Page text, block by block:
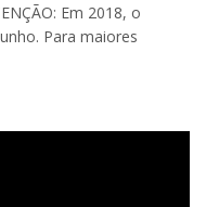
Em 2018, o
Para maiores